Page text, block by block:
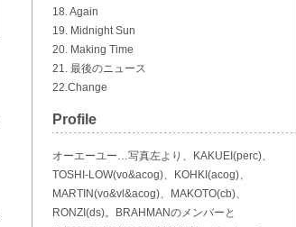
18. Again
19. Midnight Sun
20. Making Time
21. 最後のニュース
22.Change
Profile
オーエーユー…写真左より、KAKUEI(perc)、
TOSHI-LOW(vo&acog)、KOHKI(acog)、
MARTIN(vo&vl&acog)、MAKOTO(cb)、
RONZI(ds)。BRAHMANのメンバーと